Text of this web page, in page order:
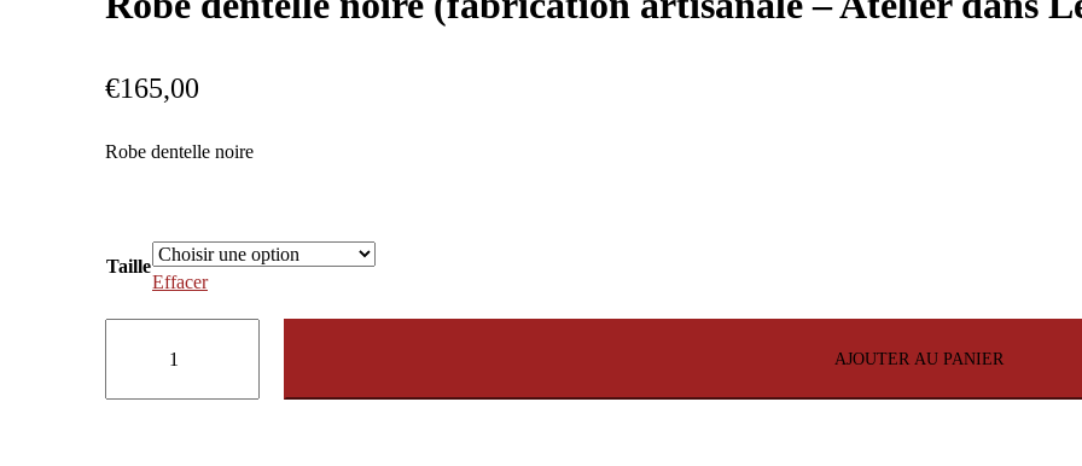
€165,00
Robe dentelle noire
Taille
Effacer
Robe
AJOUTER AU PANIER